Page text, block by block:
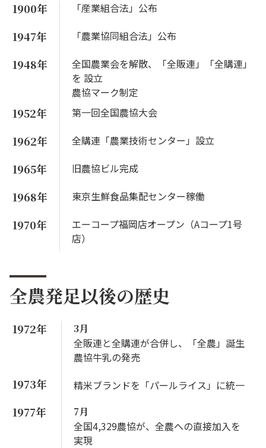
1900年 「産業組合法」公布
1947年 「農業協同組合法」公布
1948年
全国農業会を解散、「全販連」「全購連」
を 設立
農協マーク制定
1952年 第一回全国農協大会
1962年 全購連「農業技術センター」設立
1965年 旧農協ビル完成
1968年 東京生鮮食品集配センター稼働
1970年
エーコープ福岡店オープン（Aコープ1号
店）
全農発足以後の歴史
1972年 3月
全販連と全購連が合併し、「全農」誕生
農協牛乳の発売
1973年 精米ブランドを「パールライス」に統一
1977年 7月
全国4,329農協が、全農への直接加入を
実現